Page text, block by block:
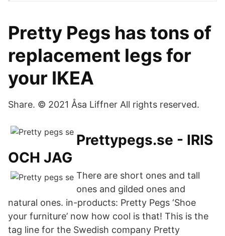
Pretty Pegs has tons of
replacement legs for
your IKEA
Share. © 2021 Åsa Liffner All rights reserved.
Prettypegs.se - IRIS
OCH JAG
There are short ones and tall
ones and gilded ones and
natural ones. in-products: Pretty Pegs ‘Shoe
your furniture’ now how cool is that! This is the
tag line for the Swedish company Pretty